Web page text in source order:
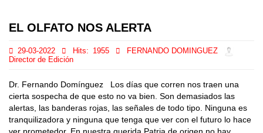
EL OLFATO NOS ALERTA
29-03-2022 Hits: 1955
FERNANDO DOMINGUEZ
Director de Edición
Dr. Fernando Domínguez Los días que corren nos traen una
cierta sospecha de que esto no va bien. Son demasiados las
alertas, las banderas rojas, las señales de todo tipo. Ninguna es
tranquilizadora y ninguna que tenga que ver con el futuro lo hace